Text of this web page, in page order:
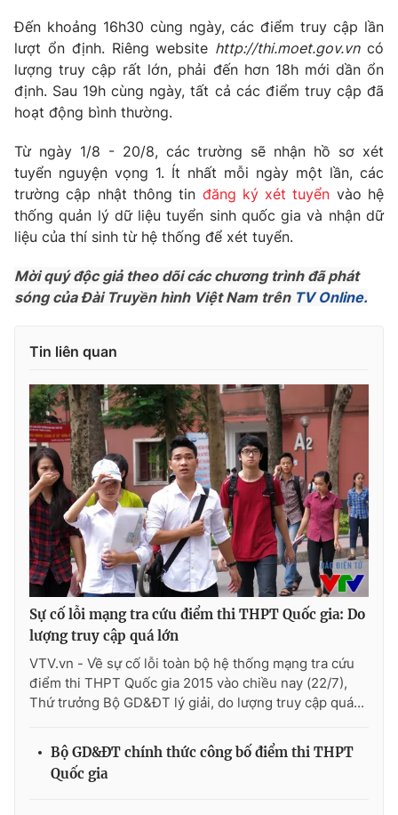
Phim VTV
Hậu trường
Nhân vật
Giải sao mai
Giải trí
Điện ảnh
Âm nhạc
Sao
Đời sống
Du lịch
Làm đẹp
Chất lượng cuộc sống
Giáo dục
Tuyển sinh
Học trực tuyến
Công nghệ
Hitech Công nghệ tương lai
Thị trường
Giao lưu trực tuyến
Lịch phát sóng
Chuyên mục khác
Emagazine Podcast
Photo Infographic
Video Shorts video
VTV Money VTV Thể thao
VTV Sức khoẻ Bất động sản
Thị trường 24h Tấm lòng Việt
VTV4 Vươn mình bằng AI
VTV9 VTV8
Đến khoảng 16h30 cùng ngày, các điểm truy cập lần
lượt ổn định. Riêng website http://thi.moet.gov.vncó
lượng truy cập rất lớn, phải đến hơn 18h mới dần ổn
định. Sau 19h cùng ngày, tất cả các điểm truy cập đã
hoạt động bình thường.
Từ ngày 1/8 - 20/8, các trường sẽ nhận hồ sơ xét
tuyển nguyện vọng 1. Ít nhất mỗi ngày một lần, các
trường cập nhật thông tin đăng ký xét tuyển vào hệ
thống quản lý dữ liệu tuyển sinh quốc gia và nhận dữ
liệu của thí sinh từ hệ thống để xét tuyển.
Mời quý độc giả theo dõi các chương trình đã phát
sóng của Đài Truyền hình Việt Nam trên TV Online.
Tin liên quan
Sự cố lỗi mạng tra cứu điểm thi THPT Quốc gia: Do
lượng truy cập quá lớn
VTV.vn - Về sự cố lỗi toàn bộ hệ thống mạng tra cứu
điểm thi THPT Quốc gia 2015 vào chiều nay (22/7),
Thứ trưởng Bộ GD&ĐT lý giải, do lượng truy cập quá...
Bộ GD&ĐT chính thức công bố điểm thi THPT
Quốc gia